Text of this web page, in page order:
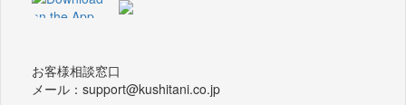
お客様相談窓口
メール：support@kushitani.co.jp